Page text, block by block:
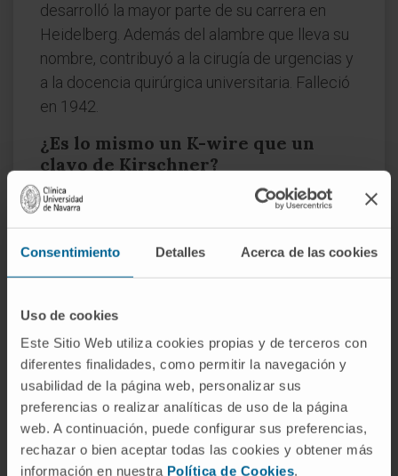
Consentimiento Detalles Acerca de las cookies
Uso de cookies
Este Sitio Web utiliza cookies propias y de terceros con
diferentes finalidades, como permitir la navegación y
usabilidad de la página web, personalizar sus
preferencias o realizar analíticas de uso de la página
web. A continuación, puede configurar sus preferencias,
rechazar o bien aceptar todas las cookies y obtener más
información en nuestra Política de Cookies.
desarrolló la mayor parte de su carrera en
Heidelberg. Además del alambre que lleva su
nombre, contribuyó a la cirugía de urgencias y
a la docencia quirúrgica universitaria. Falleció
en 1942.
¿Es lo mismo un K-wire que un
clavo de Kirschner?
En la práctica diaria, ambos términos se usan
indistintamente. Técnicamente, «alambre»
refleja mejor la naturaleza del dispositivo: un
hilo metálico liso y flexible, no un clavo rígido.
más extendida en la literatura quirúrgica
internacional.
¿Duele la retirada del alambre?
Cuando el extremo del alambre sobresale de
la piel, la retirada suele hacerse en consulta
con anestesia local o sin ella, dependiendo de